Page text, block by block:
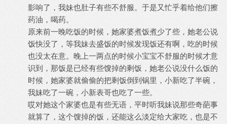
影响了，我妹也肚子有些不舒服。于是又忙乎着给他们擦
药油，喝药。
原来前一晚吃饭的时候，她家婆煮饭煮少了些，她老公说
饭快没了，等我妹去盛饭的时候发现饭还有啊，吃的时候
也没太在意。晚上一两点的时候小宝宝不舒服的时候才意
识到，那饭是已经有些馊掉的剩饭，她老公说没什么饭的
时候，她家婆就偷偷的把剩饭倒到锅里，小新吃了半碗，
我妹吃了一碗，小新表哥也吃了一些。
哎对她这个家婆也是有些无语，平时听我妹说那些奇葩事
就算了，这个馊掉的饭，还能这么淡定给大家吃，也是不